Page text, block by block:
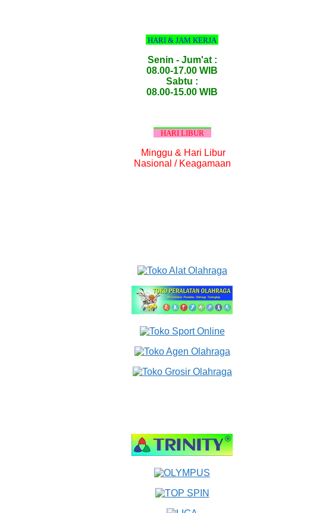
HARI & JAM KERJA
Senin - Jum'at :
08.00-17.00 WIB
Sabtu :
08.00-15.00 WIB
HARI LIBUR
Minggu & Hari Libur
Nasional / Keagamaan